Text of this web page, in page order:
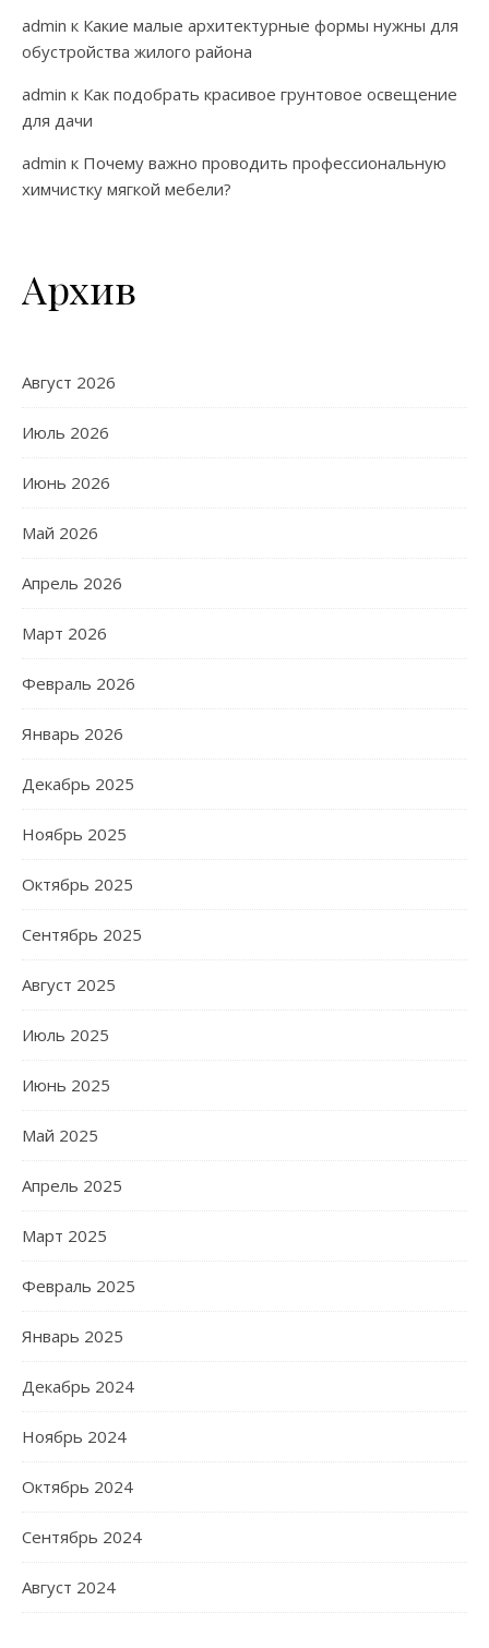
admin к Какие малые архитектурные формы нужны для
обустройства жилого района
admin к Как подобрать красивое грунтовое освещение
для дачи
admin к Почему важно проводить профессиональную
химчистку мягкой мебели?
Архив
Август 2026
Июль 2026
Июнь 2026
Май 2026
Апрель 2026
Март 2026
Февраль 2026
Январь 2026
Декабрь 2025
Ноябрь 2025
Октябрь 2025
Сентябрь 2025
Август 2025
Июль 2025
Июнь 2025
Май 2025
Апрель 2025
Март 2025
Февраль 2025
Январь 2025
Декабрь 2024
Ноябрь 2024
Октябрь 2024
Сентябрь 2024
Август 2024